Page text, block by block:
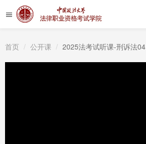
首页 公开课 2025法考试听课-刑诉法04